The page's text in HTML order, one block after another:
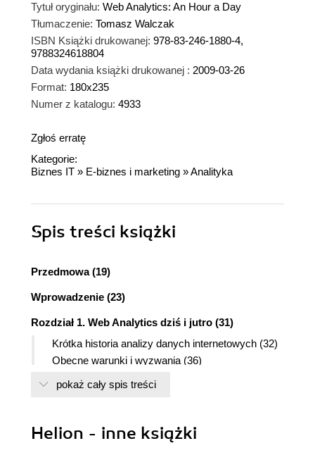
Tytuł oryginału: Web Analytics: An Hour a Day
Tłumaczenie: Tomasz Walczak
ISBN Książki drukowanej: 978-83-246-1880-4,
9788324618804
Data wydania książki drukowanej : 2009-03-26
Format: 180x235
Numer z katalogu: 4933
Zgłoś erratę
Kategorie:
Biznes IT » E-biznes i marketing »Analityka
Spis treści książki
Przedmowa (19)
Wprowadzenie (23)
Rozdział 1. Web Analytics dziś i jutro (31)
Krótka historia analizy danych internetowych (32)
Obecne warunki i wyzwania (36)
Tradycyjna analiza danych internetowych to
internetowych? (40)
Pomiar "co" i "dlaczego" (43)
pokaż cały spis treści
Helion - inne książki